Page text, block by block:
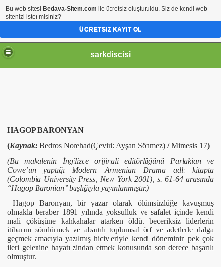
sarkdiscisi
HAGOP BARONYAN
(Kaynak: Bedros Norehad(Çeviri: Ayşan Sönmez) /Mimesis 17)
(Bu makalenin İngilizce orijinali editörlüğünü Parlakian ve
Cowe’un yaptığı Modern Armenian Drama adlı kitapta
(Colombia University Press, New York 2001), s. 61-64 arasında
‘‘Hagop Baronian’’ başlığıyla yayınlanmıştır.)
Hagop Baronyan, bir yazar olarak ölümsüzlüğe kavuşmuş
olmakla beraber 1891 yılında yoksulluk ve safalet içinde kendi
mali çöküşüne kahkahalar atarken öldü. beceriksiz liderlerin
itibarını söndürmek ve abartılı toplumsal örf ve adetlerle dalga
geçmek amacıyla yazılmış hicivleriyle kendi döneminin pek çok
ileri gelenine hayatı zindan etmek konusunda son derece başarılı
olmuştur.
Bu web sitesi Bedava-Sitem.com ile ücretsiz oluşturuldu. Siz de kendi web
sitenizi ister misiniz?
ÜCRETSIZ KAYIT OL